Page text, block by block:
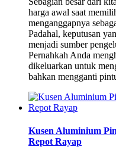
harga awal saat
menganggapnya
Padahal, keputusan
menjadi sumber
Pernahkah Anda
dikeluarkan untuk
bahkan mengganti
Kusen Aluminium
Repot Rayap